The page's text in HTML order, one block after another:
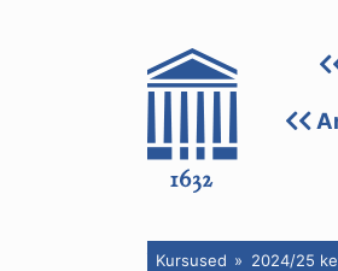
Kursused 2024/25